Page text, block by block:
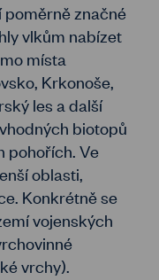
značné
vlkům nabízet
místa
Krkonoše,
les a další
biotopů
pohořích. Ve
oblasti,
Konkrétně se
vojenských
vrchy).